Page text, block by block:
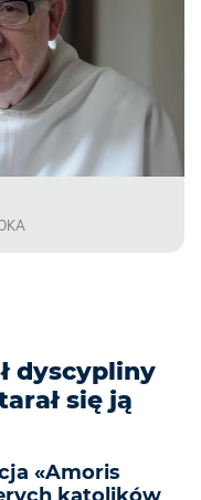
dyscypliny
się ją
«Amoris